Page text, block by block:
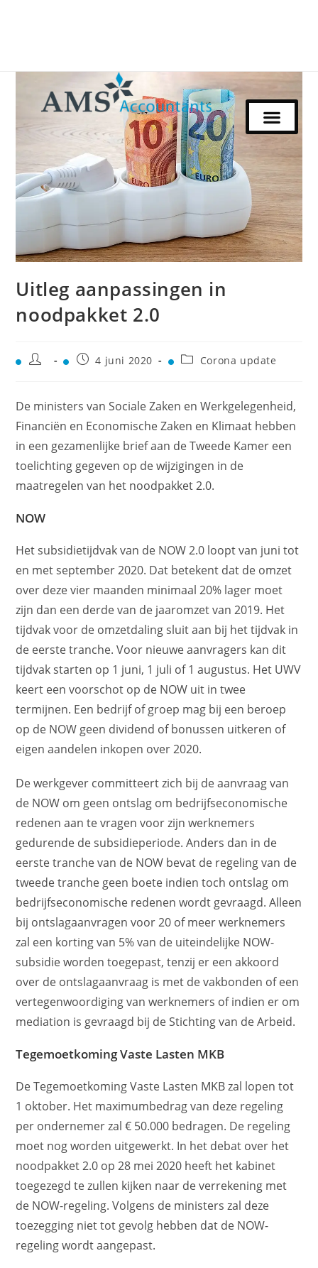
Uitleg aanpassingen in
noodpakket 2.0
4 juni 2020 Corona update
De ministers van Sociale Zaken en Werkgelegenheid,
Financiën en Economische Zaken en Klimaat hebben
in een gezamenlijke brief aan de Tweede Kamer een
toelichting gegeven op de wijzigingen in de
maatregelen van het noodpakket 2.0.
NOW
Het subsidietijdvak van de NOW 2.0 loopt van juni tot
en met september 2020. Dat betekent dat de omzet
over deze vier maanden minimaal 20% lager moet
zijn dan een derde van de jaaromzet van 2019. Het
tijdvak voor de omzetdaling sluit aan bij het tijdvak in
de eerste tranche. Voor nieuwe aanvragers kan dit
tijdvak starten op 1 juni, 1 juli of 1 augustus. Het UWV
keert een voorschot op de NOW uit in twee
termijnen. Een bedrijf of groep mag bij een beroep
op de NOW geen dividend of bonussen uitkeren of
eigen aandelen inkopen over 2020.
De werkgever committeert zich bij de aanvraag van
de NOW om geen ontslag om bedrijfseconomische
redenen aan te vragen voor zijn werknemers
gedurende de subsidieperiode. Anders dan in de
eerste tranche van de NOW bevat de regeling van de
tweede tranche geen boete indien toch ontslag om
bedrijfseconomische redenen wordt gevraagd. Alleen
bij ontslagaanvragen voor 20 of meer werknemers
zal een korting van 5% van de uiteindelijke NOW-
subsidie worden toegepast, tenzij er een akkoord
over de ontslagaanvraag is met de vakbonden of een
vertegenwoordiging van werknemers of indien er om
mediation is gevraagd bij de Stichting van de Arbeid.
Tegemoetkoming Vaste Lasten MKB
De Tegemoetkoming Vaste Lasten MKB zal lopen tot
1 oktober. Het maximumbedrag van deze regeling
per ondernemer zal € 50.000 bedragen. De regeling
moet nog worden uitgewerkt. In het debat over het
noodpakket 2.0 op 28 mei 2020 heeft het kabinet
toegezegd te zullen kijken naar de verrekening met
de NOW-regeling. Volgens de ministers zal deze
toezegging niet tot gevolg hebben dat de NOW-
regeling wordt aangepast.